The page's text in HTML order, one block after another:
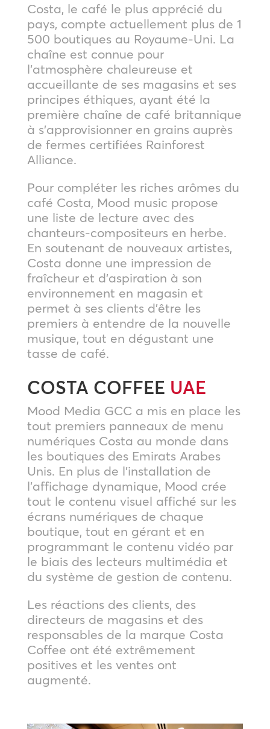
Costa, le café le plus apprécié du
pays, compte actuellement plus de 1
500 boutiques au Royaume-Uni. La
chaîne est connue pour
l’atmosphère chaleureuse et
accueillante de ses magasins et ses
principes éthiques, ayant été la
première chaîne de café britannique
à s’approvisionner en grains auprès
de fermes certifiées Rainforest
Alliance.
Pour compléter les riches arômes du
café Costa, Mood music propose
une liste de lecture avec des
chanteurs-compositeurs en herbe.
En soutenant de nouveaux artistes,
Costa donne une impression de
fraîcheur et d’aspiration à son
environnement en magasin et
permet à ses clients d’être les
premiers à entendre de la nouvelle
musique, tout en dégustant une
tasse de café.
COSTA COFFEE UAE
Mood Media GCC a mis en place les
tout premiers panneaux de menu
numériques Costa au monde dans
les boutiques des Emirats Arabes
Unis. En plus de l’installation de
l’affichage dynamique, Mood crée
tout le contenu visuel affiché sur les
écrans numériques de chaque
boutique, tout en gérant et en
programmant le contenu vidéo par
le biais des lecteurs multimédia et
du système de gestion de contenu.
Les réactions des clients, des
directeurs de magasins et des
responsables de la marque Costa
Coffee ont été extrêmement
positives et les ventes ont
augmenté.